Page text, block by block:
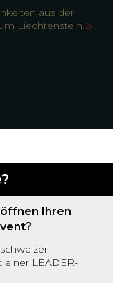
aus der
Liechtenstein.
Ihren
einer LEADER-